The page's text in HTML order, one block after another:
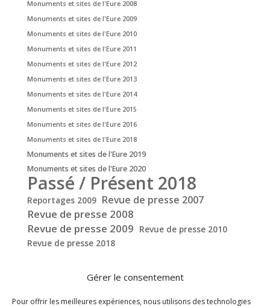
Gérer le consentement
Pour offrir les meilleures expériences, nous utilisons des technologies
Monuments et sites de l'Eure 2008
Monuments et sites de l'Eure 2009
Monuments et sites de l'Eure 2010
Monuments et sites de l'Eure 2011
Monuments et sites de l'Eure 2012
Monuments et sites de l'Eure 2013
Monuments et sites de l'Eure 2014
Monuments et sites de l'Eure 2015
Monuments et sites de l'Eure 2016
Monuments et sites de l'Eure 2018
Monuments et sites de l'Eure 2019
Monuments et sites de l'Eure 2020
Passé / Présent 2018
Reportages 2009 Revue de presse 2007
Revue de presse 2008
Revue de presse 2009 Revue de presse 2010
Revue de presse 2018